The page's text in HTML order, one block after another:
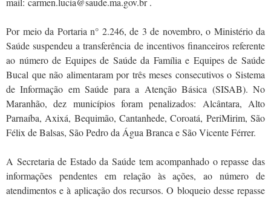
Por meio da Portaria n° 2.246, de 3 de novembro, o Ministério da
Saúde suspendeu a transferência de incentivos financeiros referente
ao número de Equipes de Saúde da Família e Equipes de Saúde
Bucal que não alimentaram por três meses consecutivos o Sistema
de Informação em Saúde para a Atenção Básica (SISAB). No
Maranhão, dez municípios foram penalizados: Alcântara, Alto
Parnaíba, Axixá, Bequimão, Cantanhede, Coroatá, PeriMirim, São
Félix de Balsas, São Pedro da Água Branca e São Vicente Férrer.
A Secretaria de Estado da Saúde tem acompanhado o repasse das
informações pendentes em relação às ações, ao número de
atendimentos e à aplicação dos recursos. O bloqueio desse repasse